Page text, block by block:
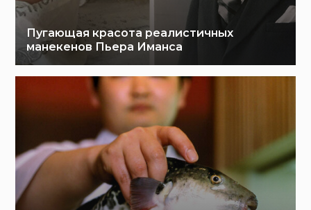
Пугающая красота реалистичных
манекенов Пьера Иманса